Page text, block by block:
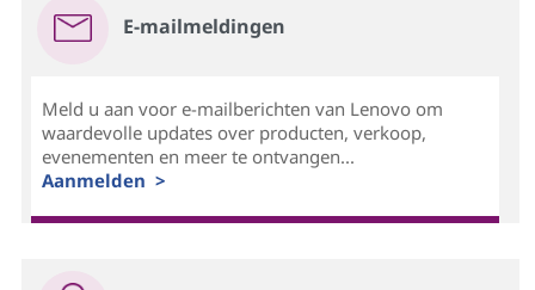
E-mailmeldingen
Meld u aan voor e-mailberichten van Lenovo om
waardevolle updates over producten, verkoop,
evenementen en meer te ontvangen...
Aanmelden >